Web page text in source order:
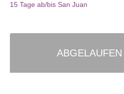
15 Tage ab/bis San Juan
ABGELAUFEN